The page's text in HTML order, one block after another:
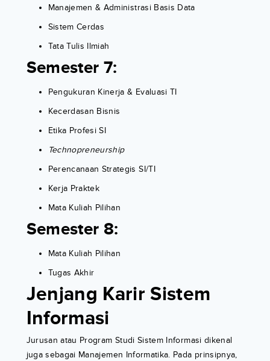
Manajemen & Administrasi Basis Data
Sistem Cerdas
Tata Tulis Ilmiah
Semester 7:
Pengukuran Kinerja & Evaluasi TI
Kecerdasan Bisnis
Etika Profesi SI
Technopreneurship
Perencanaan Strategis SI/TI
Kerja Praktek
Mata Kuliah Pilihan
Semester 8:
Mata Kuliah Pilihan
Tugas Akhir
Jenjang Karir Sistem
Informasi
Jurusan atau Program Studi Sistem Informasi dikenal
juga sebagai Manajemen Informatika. Pada prinsipnya,